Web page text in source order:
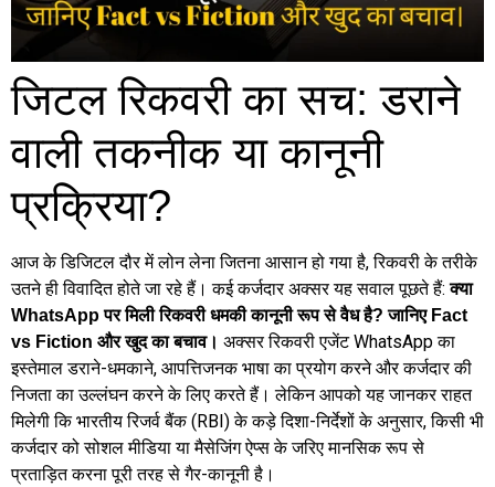
जिटल रिकवरी का सच: डराने
वाली तकनीक या कानूनी
प्रक्रिया?
आज के डिजिटल दौर में लोन लेना जितना आसान हो गया है, रिकवरी के तरीके
उतने ही विवादित होते जा रहे हैं। कई कर्जदार अक्सर यह सवाल पूछते हैं:क्या
WhatsApp पर मिली रिकवरी धमकी कानूनी रूप से वैध है? जानिए Fact
vs Fiction और खुद का बचाव। अक्सर रिकवरी एजेंट WhatsApp का
इस्तेमाल डराने-धमकाने, आपत्तिजनक भाषा का प्रयोग करने और कर्जदार की
निजता का उल्लंघन करने के लिए करते हैं। लेकिन आपको यह जानकर राहत
मिलेगी कि भारतीय रिजर्व बैंक (RBI) के कड़े दिशा-निर्देशों के अनुसार, किसी भी
कर्जदार को सोशल मीडिया या मैसेजिंग ऐप्स के जरिए मानसिक रूप से
प्रताड़ित करना पूरी तरह से गैर-कानूनी है।